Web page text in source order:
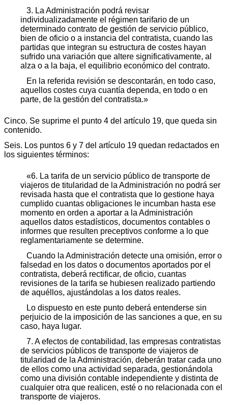
3. La Administración podrá revisar
individualizadamente el régimen tarifario de un
determinado contrato de gestión de servicio público,
bien de oficio o a instancia del contratista, cuando las
partidas que integran su estructura de costes hayan
sufrido una variación que altere significativamente, al
alza o a la baja, el equilibrio económico del contrato.
En la referida revisión se descontarán, en todo caso,
aquellos costes cuya cuantía dependa, en todo o en
parte, de la gestión del contratista.»
Cinco. Se suprime el punto 4 del artículo 19, que queda sin
contenido.
Seis. Los puntos 6 y 7 del artículo 19 quedan redactados en
los siguientes términos:
«6. La tarifa de un servicio público de transporte de
viajeros de titularidad de la Administración no podrá ser
revisada hasta que el contratista que lo gestione haya
cumplido cuantas obligaciones le incumban hasta ese
momento en orden a aportar a la Administración
aquellos datos estadísticos, documentos contables o
informes que resulten preceptivos conforme a lo que
reglamentariamente se determine.
Cuando la Administración detecte una omisión, error o
falsedad en los datos o documentos aportados por el
contratista, deberá rectificar, de oficio, cuantas
revisiones de la tarifa se hubiesen realizado partiendo
de aquéllos, ajustándolas a los datos reales.
Lo dispuesto en este punto deberá entenderse sin
perjuicio de la imposición de las sanciones a que, en su
caso, haya lugar.
7. A efectos de contabilidad, las empresas contratistas
de servicios públicos de transporte de viajeros de
titularidad de la Administración, deberán tratar cada uno
de ellos como una actividad separada, gestionándola
como una división contable independiente y distinta de
cualquier otra que realicen, esté o no relacionada con el
transporte de viajeros.